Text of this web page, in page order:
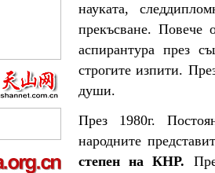
науката,
прекъсване. Повече
аспирантура през
строгите изпити.
души.
През 1980г.
народните
степен на КНР.